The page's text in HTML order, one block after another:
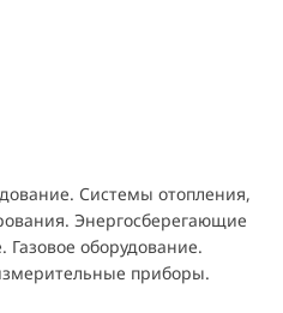
Системы отопления,
Энергосберегающие
Газовое оборудование.
приборы.